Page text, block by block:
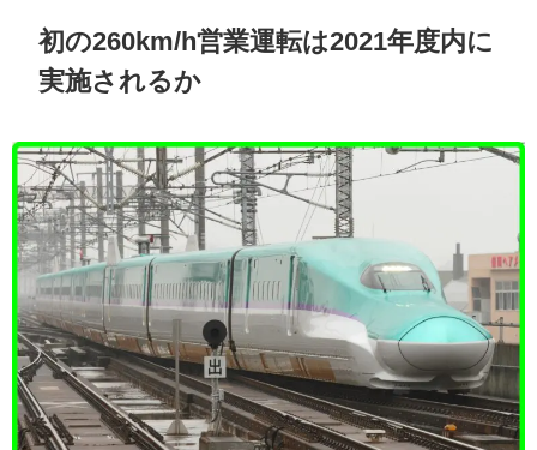
初の260km/h営業運転は2021年度内に
実施されるか